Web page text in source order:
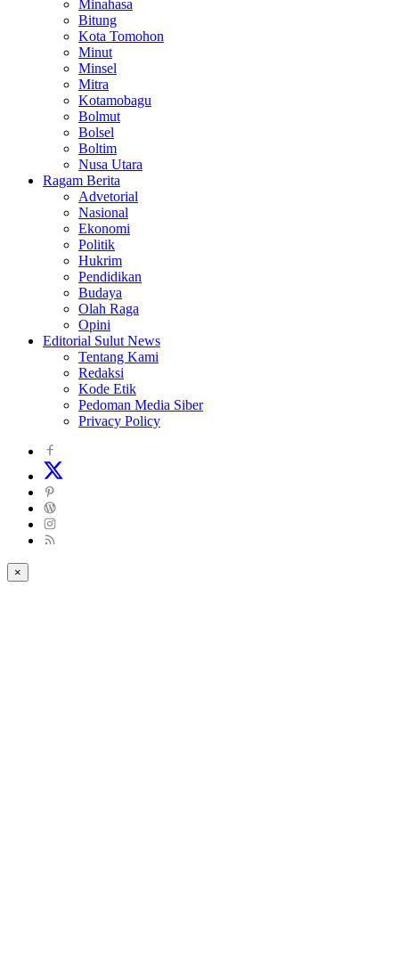
Minahasa
Bitung
Kota Tomohon
Minut
Minsel
Mitra
Kotamobagu
Bolmut
Bolsel
Boltim
Nusa Utara
Ragam Berita
Advetorial
Nasional
Ekonomi
Politik
Hukrim
Pendidikan
Budaya
Olah Raga
Opini
Editorial Sulut News
Tentang Kami
Redaksi
Kode Etik
Pedoman Media Siber
Privacy Policy
×